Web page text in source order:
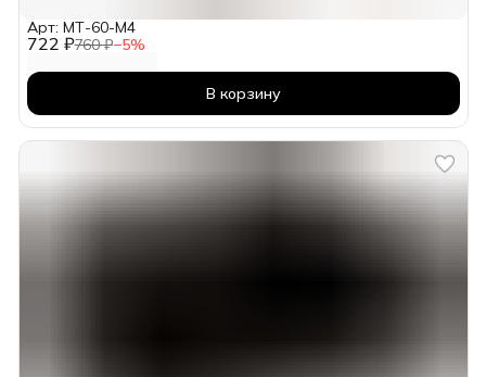
722 ₽760 ₽−5%
Арт: МТ-60-М4
В корзину